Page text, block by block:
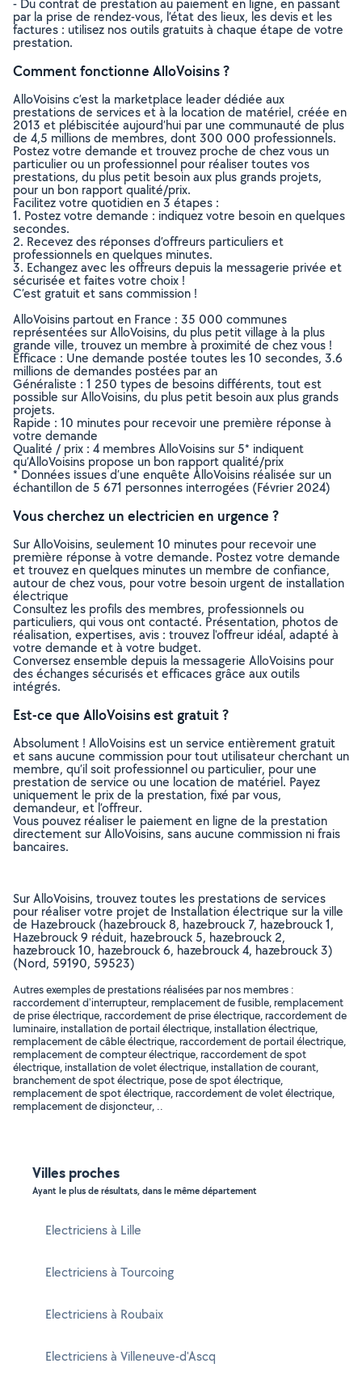
- Du contrat de prestation au paiement en ligne, en passant
par la prise de rendez-vous, l’état des lieux, les devis et les
factures : utilisez nos outils gratuits à chaque étape de votre
prestation.
Comment fonctionne AlloVoisins ?
AlloVoisins c’est la marketplace leader dédiée aux
prestations de services et à la location de matériel, créée en
2013 et plébiscitée aujourd’hui par une communauté de plus
de 4,5 millions de membres, dont 300 000 professionnels.
Postez votre demande et trouvez proche de chez vous un
particulier ou un professionnel pour réaliser toutes vos
prestations, du plus petit besoin aux plus grands projets,
pour un bon rapport qualité/prix.
Facilitez votre quotidien en 3 étapes :
1. Postez votre demande : indiquez votre besoin en quelques
secondes.
2. Recevez des réponses d’offreurs particuliers et
professionnels en quelques minutes.
3. Echangez avec les offreurs depuis la messagerie privée et
sécurisée et faites votre choix !
C’est gratuit et sans commission !
AlloVoisins partout en France : 35 000 communes
représentées sur AlloVoisins, du plus petit village à la plus
grande ville, trouvez un membre à proximité de chez vous !
Efficace : Une demande postée toutes les 10 secondes, 3.6
millions de demandes postées par an
Généraliste : 1 250 types de besoins différents, tout est
possible sur AlloVoisins, du plus petit besoin aux plus grands
projets.
Rapide : 10 minutes pour recevoir une première réponse à
votre demande
Qualité / prix : 4 membres AlloVoisins sur 5* indiquent
qu’AlloVoisins propose un bon rapport qualité/prix
* Données issues d’une enquête AlloVoisins réalisée sur un
échantillon de 5 671 personnes interrogées (Février 2024)
Vous cherchez un electricien en urgence ?
Sur AlloVoisins, seulement 10 minutes pour recevoir une
première réponse à votre demande. Postez votre demande
et trouvez en quelques minutes un membre de confiance,
autour de chez vous, pour votre besoin urgent de installation
électrique
Consultez les profils des membres, professionnels ou
particuliers, qui vous ont contacté. Présentation, photos de
réalisation, expertises, avis : trouvez l'offreur idéal, adapté à
votre demande et à votre budget.
Conversez ensemble depuis la messagerie AlloVoisins pour
des échanges sécurisés et efficaces grâce aux outils
intégrés.
Est-ce que AlloVoisins est gratuit ?
Absolument ! AlloVoisins est un service entièrement gratuit
et sans aucune commission pour tout utilisateur cherchant un
membre, qu’il soit professionnel ou particulier, pour une
prestation de service ou une location de matériel. Payez
uniquement le prix de la prestation, fixé par vous,
demandeur, et l’offreur.
Vous pouvez réaliser le paiement en ligne de la prestation
directement sur AlloVoisins, sans aucune commission ni frais
bancaires.
Sur AlloVoisins, trouvez toutes les prestations de services
pour réaliser votre projet de Installation électrique sur la ville
de Hazebrouck (hazebrouck 8, hazebrouck 7, hazebrouck 1,
Hazebrouck 9 réduit, hazebrouck 5, hazebrouck 2,
hazebrouck 10, hazebrouck 6, hazebrouck 4, hazebrouck 3)
(Nord, 59190, 59523)
Autres exemples de prestations réalisées par nos membres :
raccordement d'interrupteur, remplacement de fusible, remplacement
de prise électrique, raccordement de prise électrique, raccordement de
luminaire, installation de portail électrique, installation électrique,
remplacement de câble électrique, raccordement de portail électrique,
remplacement de compteur électrique, raccordement de spot
électrique, installation de volet électrique, installation de courant,
branchement de spot électrique, pose de spot électrique,
remplacement de spot électrique, raccordement de volet électrique,
remplacement de disjoncteur, ..
Villes proches
Ayant le plus de résultats, dans le même département
Electriciens à Lille
Electriciens à Tourcoing
Electriciens à Roubaix
Electriciens à Villeneuve-d'Ascq